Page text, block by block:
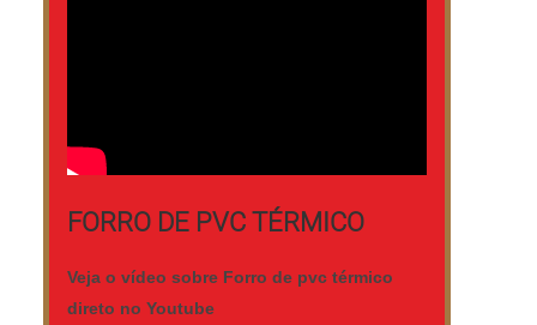
FORRO DE PVC TÉRMICO
Veja o vídeo sobre Forro de pvc térmico
direto no Youtube